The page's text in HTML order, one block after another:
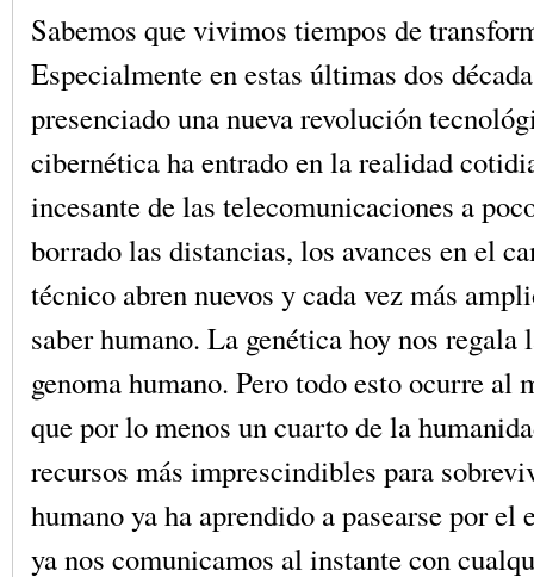
Sabemos que vivimos tiempos de
Especialmente en estas últimas dos
presenciado una nueva revolución
cibernética ha entrado en la realidad
incesante de las telecomunicaciones a
borrado las distancias, los avances en el
técnico abren nuevos y cada vez más
saber humano. La genética hoy nos regala
genoma humano. Pero todo esto ocurre al
que por lo menos un cuarto de la
recursos más imprescindibles para
humano ya ha aprendido a pasearse por
ya nos comunicamos al instante con